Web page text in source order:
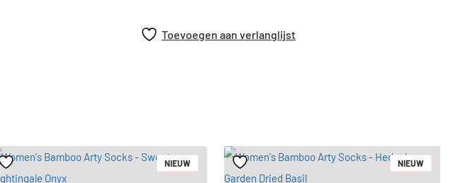
Toevoegen aan verlanglijst
NIEUW NIEUW